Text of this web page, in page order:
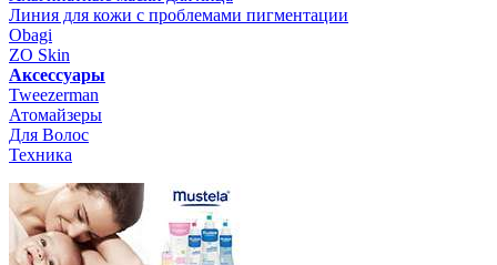
Линия для кожи с проблемами пигментации
Obagi
ZO Skin
Aксессуары
Tweezerman
Атомайзеры
Для Волос
Техника